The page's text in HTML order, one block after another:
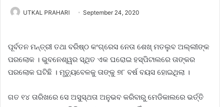
UTKAL PRAHARI September 24, 2020
ପୂର୍ବତନ ମନ୍ତ୍ରୀ ତଥା ବରିଷ୍ଠ କଂଗ୍ରେସ ନେତା ଶେଖ୍ ମତଲୁବ ଅଲ୍ଲୀଙ୍କ
ପରଲୋକ । ଭୁବନେଶ୍ୱର ସ୍ଥିତ ଏକ ଘରୋଇ ହସ୍ପିଟାଲରେ ତାଙ୍କର
ପରଲୋକ ଘଟିଛି । ମୃତ୍ୟୁବେଳକୁ ତାଙ୍କୁ ୭୮ ବର୍ଷ ବୟସ ହୋଇଥିଲା ।
ଗତ ୧୪ ତାରିଖରେ ସେ ଅସୁସ୍ଥତା ଅନୁଭବ କରିବାରୁ ମେଡିକାଲରେ ଭର୍ତ୍ତି